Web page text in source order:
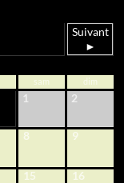
Suivant
►
sam dim
1 2
8 9
15 16